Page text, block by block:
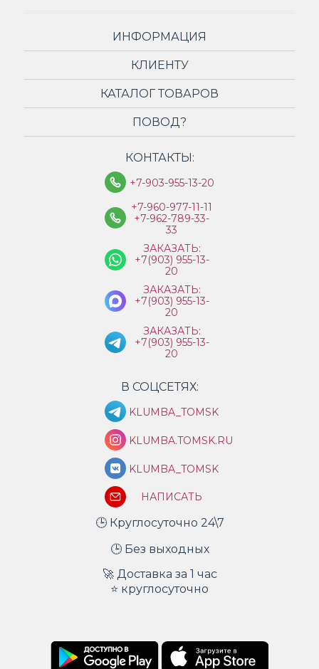
ИНФОРМАЦИЯ
КЛИЕНТУ
КАТАЛОГ ТОВАРОВ
ПОВОД?
КОНТАКТЫ:
+7-903-955-13-20
+7-960-977-11-11
+7-962-789-33-
33
ЗАКАЗАТЬ:
+7(903) 955-13-
20
ЗАКАЗАТЬ:
+7(903) 955-13-
20
ЗАКАЗАТЬ:
+7(903) 955-13-
20
В СОЦСЕТЯХ:
KLUMBA_TOMSK
KLUMBA.TOMSK.RU
KLUMBA_TOMSK
НАПИСАТЬ
🕒 Круглосуточно 24\7
🕒 Без выходных
🚀 Доставка за 1 час
⭐ круглосуточно